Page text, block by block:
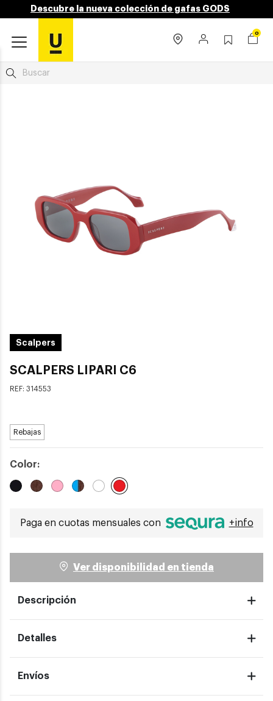
Descubre la nueva colección de gafas GODS
0
Scalpers
SCALPERS LIPARI C6
REF: 314553
Rebajas
Color:
Paga en cuotas mensuales con +info
Ver disponibilidad en tienda
Descripción
Detalles
Envíos